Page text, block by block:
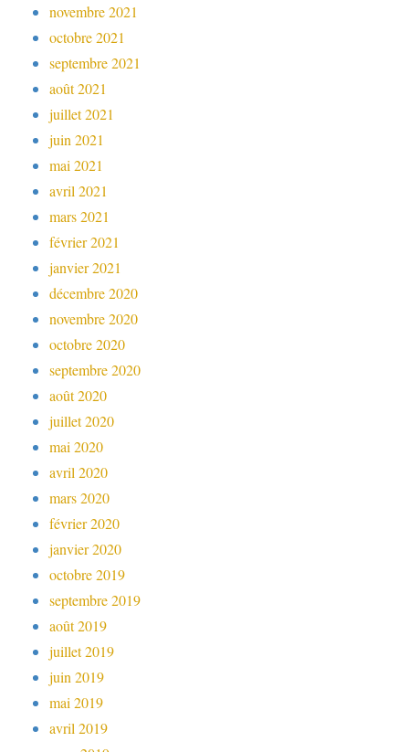
novembre 2021
octobre 2021
septembre 2021
août 2021
juillet 2021
juin 2021
mai 2021
avril 2021
mars 2021
février 2021
janvier 2021
décembre 2020
novembre 2020
octobre 2020
septembre 2020
août 2020
juillet 2020
mai 2020
avril 2020
mars 2020
février 2020
janvier 2020
octobre 2019
septembre 2019
août 2019
juillet 2019
juin 2019
mai 2019
avril 2019